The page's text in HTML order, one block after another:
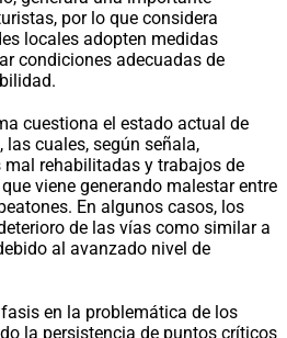
por lo que considera
locales adopten medidas
condiciones adecuadas de
cuestiona el estado actual de
cuales, según señala,
mal rehabilitadas y trabajos de
viene generando malestar entre
En algunos casos, los
de las vías como similar a
al avanzado nivel de
en la problemática de los
la persistencia de puntos críticos